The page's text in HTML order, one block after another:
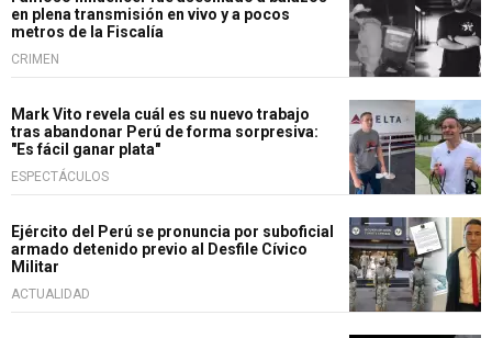
en plena transmisión en vivo y a pocos
metros de la Fiscalía
CRIMEN
Mark Vito revela cuál es su nuevo trabajo
tras abandonar Perú de forma sorpresiva:
"Es fácil ganar plata"
ESPECTÁCULOS
Ejército del Perú se pronuncia por suboficial
armado detenido previo al Desfile Cívico
Militar
ACTUALIDAD